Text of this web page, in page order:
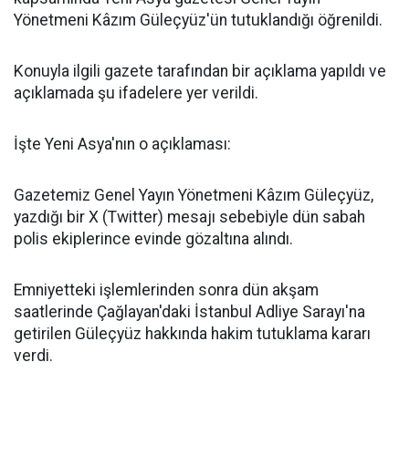
Yönetmeni Kâzım Güleçyüz'ün tutuklandığı öğrenildi.
Konuyla ilgili gazete tarafından bir açıklama yapıldı ve
açıklamada şu ifadelere yer verildi.
İşte Yeni Asya'nın o açıklaması:
Gazetemiz Genel Yayın Yönetmeni Kâzım Güleçyüz,
yazdığı bir X (Twitter) mesajı sebebiyle dün sabah
polis ekiplerince evinde gözaltına alındı.
Emniyetteki işlemlerinden sonra dün akşam
saatlerinde Çağlayan'daki İstanbul Adliye Sarayı'na
getirilen Güleçyüz hakkında hakim tutuklama kararı
verdi.